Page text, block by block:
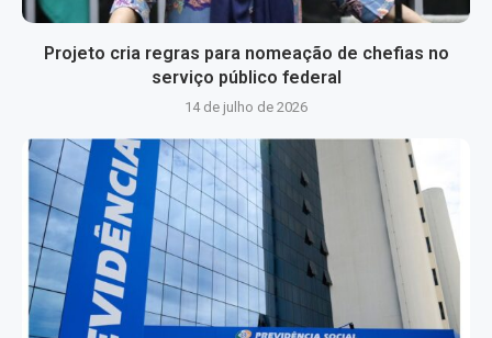
Projeto cria regras para nomeação de chefias no
serviço público federal
14 de julho de 2026